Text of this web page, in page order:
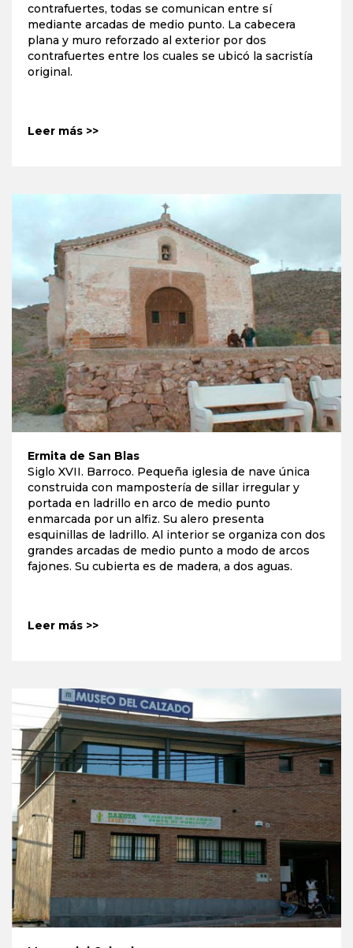
contrafuertes, todas se comunican entre sí
mediante arcadas de medio punto. La cabecera
plana y muro reforzado al exterior por dos
contrafuertes entre los cuales se ubicó la sacristía
original.
Leer más >>
Ermita de San Blas
Siglo XVII. Barroco. Pequeña iglesia de nave única
construida con mampostería de sillar irregular y
portada en ladrillo en arco de medio punto
enmarcada por un alfiz. Su alero presenta
esquinillas de ladrillo. Al interior se organiza con dos
grandes arcadas de medio punto a modo de arcos
fajones. Su cubierta es de madera, a dos aguas.
Leer más >>